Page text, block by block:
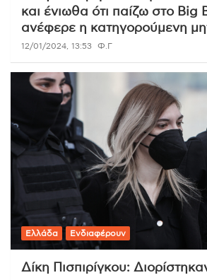
και ένιωθα ότι παίζω στο Big
ανέφερε η κατηγορούμενη
12/01/2024, 13:53 Φ.Γ
Ελλάδα Ενδιαφέρουν
Δίκη Πισπιρίγκου: